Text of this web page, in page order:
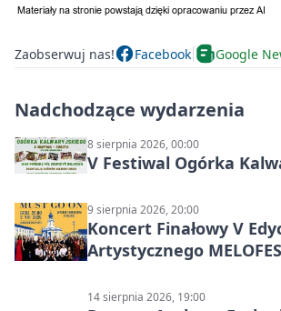
Zaobserwuj nas! Facebook Google
Nadchodzące wydarzenia
8 sierpnia 2026, 00:00
V Festiwal Ogórka
9 sierpnia 2026, 20:00
Koncert Finałowy V
Artystycznego
14 sierpnia 2026, 19:00